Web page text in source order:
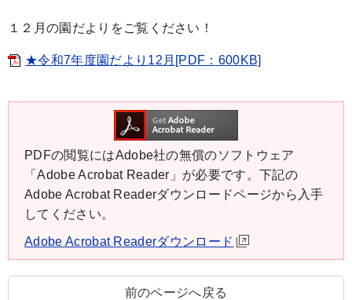
１２月の園だよりをご覧ください！
★令和7年度園だより12月[PDF：600KB]
PDFの閲覧にはAdobe社の無償のソフトウェア
「Adobe Acrobat Reader」が必要です。下記の
Adobe Acrobat Readerダウンロードページから入手
してください。
Adobe Acrobat Readerダウンロード
前のページへ戻る